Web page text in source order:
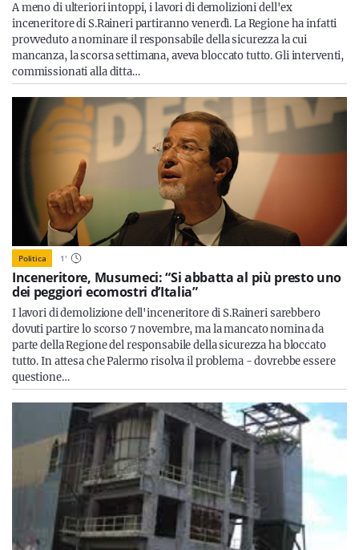
A meno di ulteriori intoppi, i lavori di demolizioni dell'ex
inceneritore di S.Raineri partiranno venerdì. La Regione ha infatti
provveduto a nominare il responsabile della sicurezza la cui
mancanza, la scorsa settimana, aveva bloccato tutto. Gli interventi,
commissionati alla ditta…
Politica 1'
Inceneritore, Musumeci: “Si abbatta al più presto uno
dei peggiori ecomostri d’Italia”
I lavori di demolizione dell'inceneritore di S.Raineri sarebbero
dovuti partire lo scorso 7 novembre, ma la mancato nomina da
parte della Regione del responsabile della sicurezza ha bloccato
tutto. In attesa che Palermo risolva il problema - dovrebbe essere
questione…